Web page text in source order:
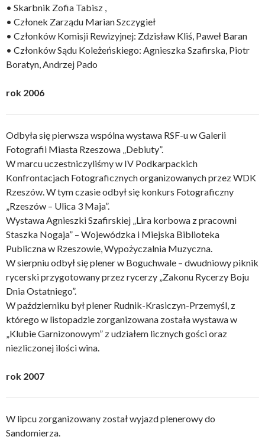
• Skarbnik Zofia Tabisz ,
• Członek Zarządu Marian Szczygieł
• Członków Komisji Rewizyjnej: Zdzisław Kliś, Paweł Baran
• Członków Sądu Koleżeńskiego: Agnieszka Szafirska, Piotr
Boratyn, Andrzej Pado
rok 2006
Odbyła się pierwsza wspólna wystawa RSF-u w Galerii
Fotografii Miasta Rzeszowa „Debiuty”.
W marcu uczestniczyliśmy w IV Podkarpackich
Konfrontacjach Fotograficznych organizowanych przez WDK
Rzeszów. W tym czasie odbył się konkurs Fotograficzny
„Rzeszów – Ulica 3 Maja”.
Wystawa Agnieszki Szafirskiej „Lira korbowa z pracowni
Staszka Nogaja” – Wojewódzka i Miejska Biblioteka
Publiczna w Rzeszowie, Wypożyczalnia Muzyczna.
W sierpniu odbył się plener w Boguchwale – dwudniowy piknik
rycerski przygotowany przez rycerzy „Zakonu Rycerzy Boju
Dnia Ostatniego”.
W październiku był plener Rudnik-Krasiczyn-Przemyśl, z
którego w listopadzie zorganizowana została wystawa w
„Klubie Garnizonowym” z udziałem licznych gości oraz
niezliczonej ilości wina.
rok 2007
W lipcu zorganizowany został wyjazd plenerowy do
Sandomierza.